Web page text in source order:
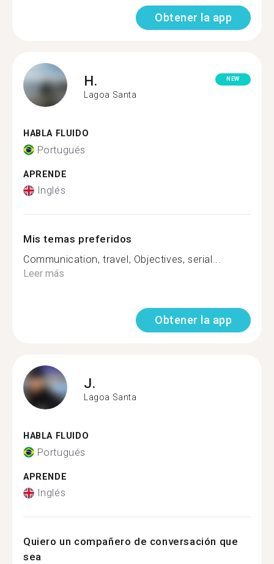
Obtener la app
H.
Lagoa Santa
NEW
HABLA FLUIDO
Portugués
APRENDE
Inglés
Mis temas preferidos
Communication, travel, Objectives, serial...
Leer más
Obtener la app
J.
Lagoa Santa
HABLA FLUIDO
Portugués
APRENDE
Inglés
Quiero un compañero de conversación que
sea